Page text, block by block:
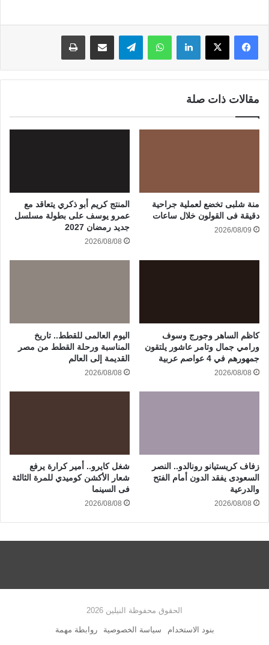
لينكدإن واتساب
مقالات ذات صلة
منة شلبى تخضع لعملية جراحية
دقيقة فى القولون خلال ساعات
2026/08/09
المنتج كريم أبو ذكري يتعاقد مع
عمرو يوسف على بطولة مسلسل
جديد رمضان 2027
2026/08/08
كاظم الساهر وجورج وسوف
ورامي جمال وتامر عاشور يلتقون
جمهورهم في 4 عواصم عربية
2026/08/08
اليوم العالمى للقطط.. تاريخ
المناسبة ورحلة القطط من مصر
القديمة إلى العالم
2026/08/08
زفاف كريستيانو رونالدو.. النصر
السعودى يفقد الدون أمام الفتح
والدرعية
2026/08/08
شغل كايرو.. أمير كرارة يرفع
شعار الأكشن كوميدي للمرة الثالثة
فى السينما
2026/08/08
الحقوق محفوظة النيلين 2026
بنود الاستخدام سياسة الخصوصية روابطة مهمة